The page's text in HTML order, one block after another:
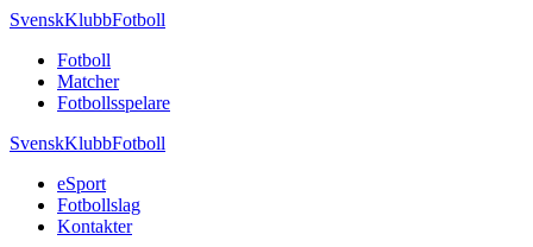
Menu
SvenskKlubbFotboll
Menu
Fotboll
Matcher
Fotbollsspelare
SvenskKlubbFotboll
eSport
Fotbollslag
Kontakter